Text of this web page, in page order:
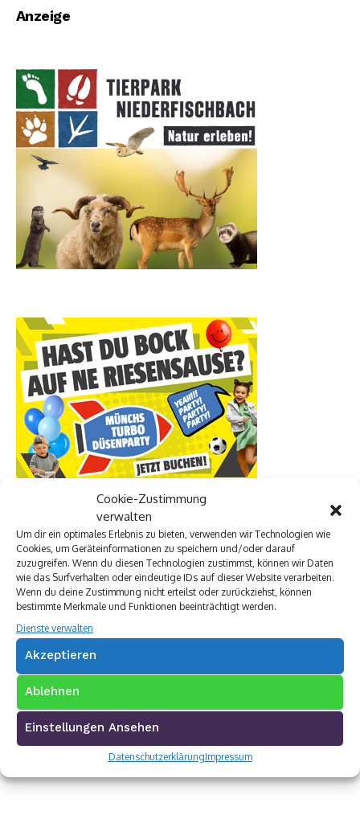
Cookie-Zustimmung
verwalten
Um dir ein optimales Erlebnis zu bieten, verwenden wir Technologien wie
Cookies, um Geräteinformationen zu speichern und/oder darauf
zuzugreifen. Wenn du diesen Technologien zustimmst, können wir Daten
wie das Surfverhalten oder eindeutige IDs auf dieser Website verarbeiten.
Wenn du deine Zustimmung nicht erteilst oder zurückziehst, können
bestimmte Merkmale und Funktionen beeinträchtigt werden.
Dienste verwalten
Akzeptieren
Ablehnen
Einstellungen Ansehen
DatenschutzerklärungImpressum
Anzeige